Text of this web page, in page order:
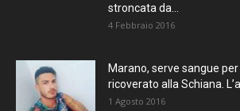
stroncata da...
4 Febbraio 2016
Marano, serve sangue
ricoverato alla Schiana.
1 Agosto 2016